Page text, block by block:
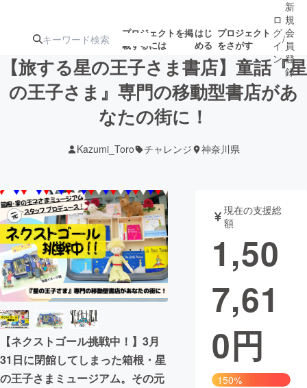
プロジェクトを掲
載するには
はじ
める
プロジェクト
をさがす
注目の新着プロ
ジェクト
募集終了が近いプ
テクノロジー・ガジェット
映像・映画 書籍・雑誌
ビジネス・起業 チャレンジ
まちづくり・地域活性化
CAMPFIRE for Social Good
CAMPFIRE Creation
ロ
グ
イ
ン
/
新
規
会
員
登
録
【旅する星の王子さま書店】童話『星
の王子さま』専門の移動型書店があ
なたの街に！
Kazumi_Toro チャレンジ 神奈川県
【ネクストゴール挑戦中！】3月
31日に閉館してしまった箱根・星
の王子さまミュージアム。その元
現在の支援総
額
1,50
7,61
0円
150%